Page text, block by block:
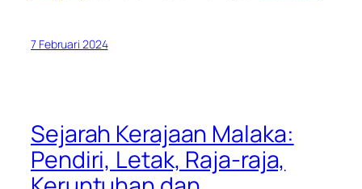
7 Februari 2024
Sejarah Kerajaan Malaka:
Pendiri, Letak, Raja-raja,